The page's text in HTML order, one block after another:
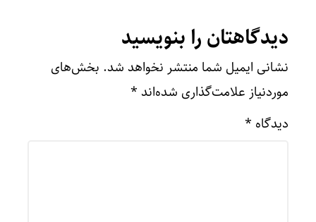
دیدگاهتان را بنویسید
نشانی ایمیل شما منتشر نخواهد شد. بخش‌های
موردنیاز علامت‌گذاری شده‌اند *
دیدگاه *